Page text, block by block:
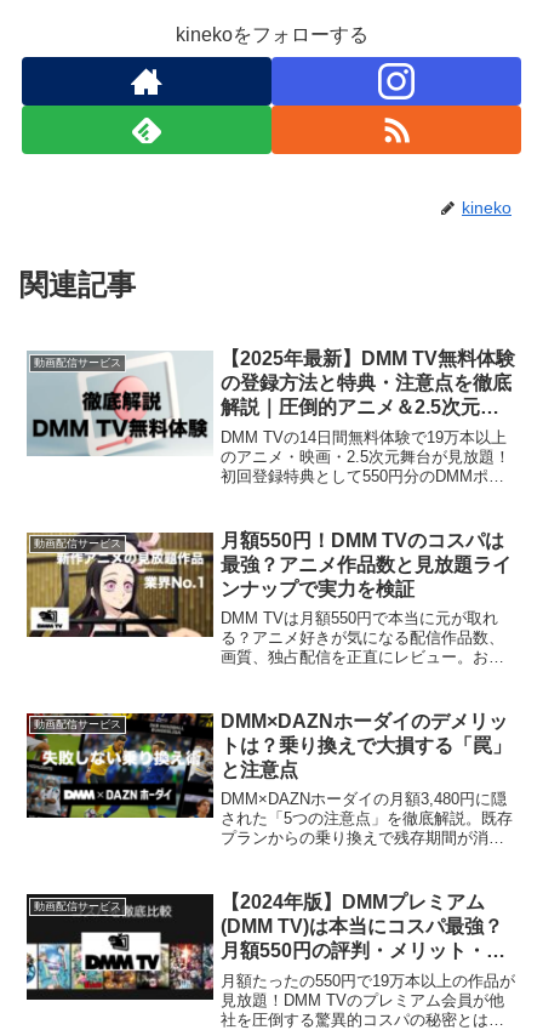
kinekoをフォローする
kineko
関連記事
動画配信サービス
【2025年最新】DMM TV無料体験
の登録方法と特典・注意点を徹底
解説｜圧倒的アニメ＆2.5次元
で“エンタメ漬け”の14日間！
DMM TVの14日間無料体験で19万本以上
のアニメ・映画・2.5次元舞台が見放題！
初回登録特典として550円分のDMMポイ
DMM TVで今すぐお得に“推し活”を始めま
せんか？
動画配信サービス
月額550円！DMM TVのコスパは
最強？アニメ作品数と見放題ライ
ンナップで実力を検証
DMM TVは月額550円で本当に元が取れ
る？アニメ好きが気になる配信作品数、
画質、独占配信を正直にレビュー。お得
動画配信サービス
DMM×DAZNホーダイのデメリッ
トは？乗り換えで大損する「罠」
と注意点
DMM×DAZNホーダイの月額3,480円に隠
された「5つの注意点」を徹底解説。既存
プランからの乗り換えで残存期間が消滅
をしないための「失敗しない乗り換え
術」も必見です。
動画配信サービス
【2024年版】DMMプレミアム
(DMM TV)は本当にコスパ最強？
月額550円の評判・メリット・デ
メリットを他社比較で徹底解説！
月額たったの550円で19万本以上の作品が
見放題！DMM TVのプレミアム会員が他
社を圧倒する驚異的コスパの秘密とは？